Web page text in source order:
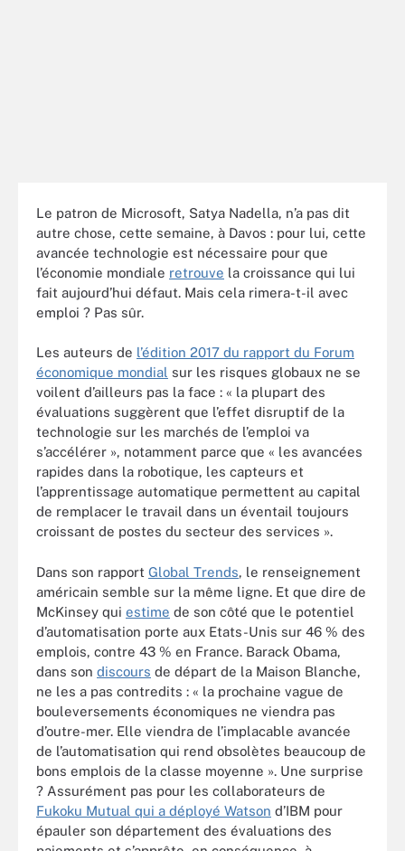
Le patron de Microsoft, Satya Nadella, n’a pas dit
autre chose, cette semaine, à Davos : pour lui, cette
avancée technologie est nécessaire pour que
l’économie mondiale retrouve la croissance qui lui
fait aujourd’hui défaut. Mais cela rimera-t-il avec
emploi ? Pas sûr.
Les auteurs de l’édition 2017 du rapport du Forum
économique mondial sur les risques globaux ne se
voilent d’ailleurs pas la face : « la plupart des
évaluations suggèrent que l’effet disruptif de la
technologie sur les marchés de l’emploi va
s’accélérer », notamment parce que « les avancées
rapides dans la robotique, les capteurs et
l’apprentissage automatique permettent au capital
de remplacer le travail dans un éventail toujours
croissant de postes du secteur des services ».
Dans son rapport Global Trends, le renseignement
américain semble sur la même ligne. Et que dire de
McKinsey qui estime de son côté que le potentiel
d’automatisation porte aux Etats-Unis sur 46 % des
emplois, contre 43 % en France. Barack Obama,
dans son discours de départ de la Maison Blanche,
ne les a pas contredits : « la prochaine vague de
bouleversements économiques ne viendra pas
d’outre-mer. Elle viendra de l’implacable avancée
de l’automatisation qui rend obsolètes beaucoup de
bons emplois de la classe moyenne ». Une surprise
? Assurément pas pour les collaborateurs de
Fukoku Mutual qui a déployé Watson d’IBM pour
épauler son département des évaluations des